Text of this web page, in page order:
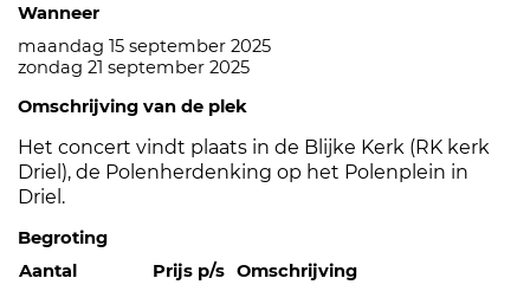
Wanneer
maandag 15 september 2025
zondag 21 september 2025
Omschrijving van de plek
Het concert vindt plaats in de Blijke Kerk (RK kerk
Driel), de Polenherdenking op het Polenplein in
Driel.
Begroting
Aantal
Prijs p/s Omschrijving